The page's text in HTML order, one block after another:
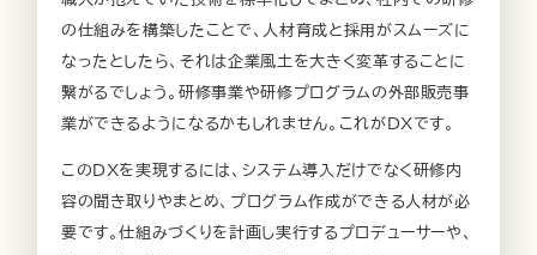
の仕組みを構築したことで、人材育成と採用がスムーズに
なったとしたら、それは企業風土を大きく変革することに
繋がるでしょう。研修事業や研修プログラムの外部販売事
業ができるようになるかもしれません。これがDXです。
このDXを実現するには、システム導入だけでなく研修内
容の聞き取りやまとめ、プログラム作成ができる人材が必
要です。仕組みづくりを計画し実行するプロデューサーや、